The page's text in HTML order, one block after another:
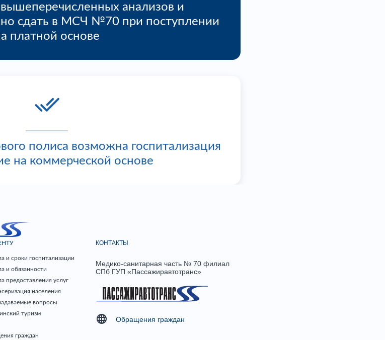
вышеперечисленных анализов и
сдать в МСЧ №70 при поступлении
платной основе
полиса возможна госпитализация
на коммерческой основе
и сроки госпитализации
и обязанности
предоставления услуг
населения
вопросы
туризм
граждан
КОНТАКТЫ
Медико-санитарная часть № 70 филиал
СПб ГУП «Пассажиравтотранс»
Обращения граждан